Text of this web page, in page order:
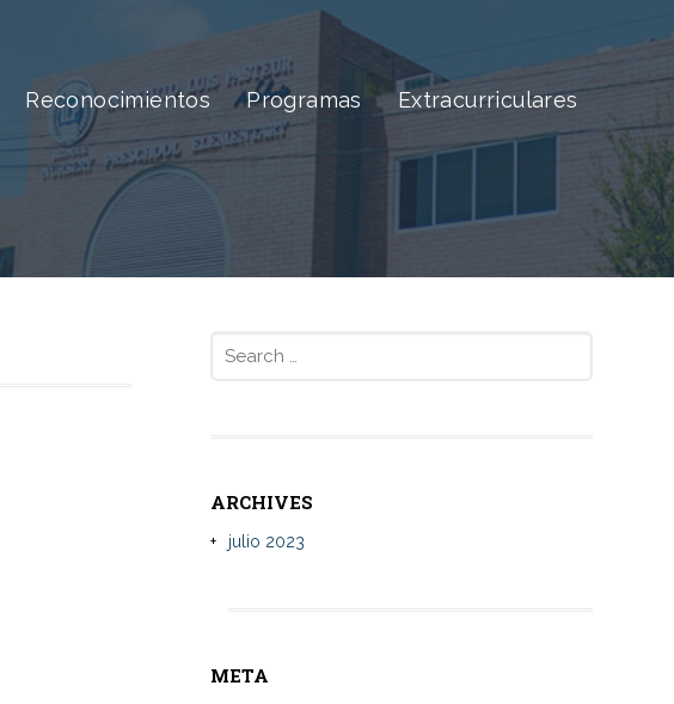
Reconocimientos Programas Extracurriculares
ARCHIVES
julio 2023
META